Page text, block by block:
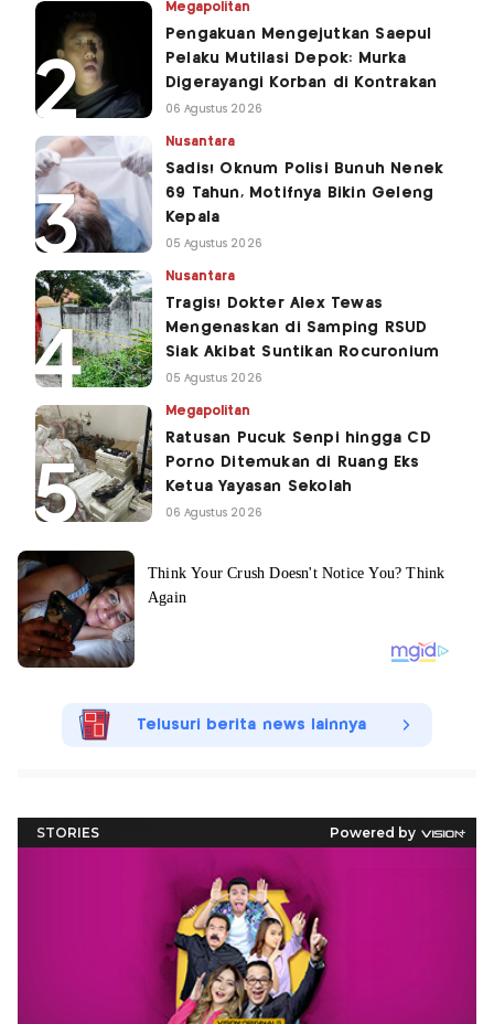
Megapolitan
Pengakuan Mengejutkan Saepul
Pelaku Mutilasi Depok: Murka
Digerayangi Korban di Kontrakan
06 Agustus 2026
Nusantara
Sadis! Oknum Polisi Bunuh Nenek
69 Tahun, Motifnya Bikin Geleng
Kepala
05 Agustus 2026
Nusantara
Tragis! Dokter Alex Tewas
Mengenaskan di Samping RSUD
Siak Akibat Suntikan Rocuronium
05 Agustus 2026
Megapolitan
Ratusan Pucuk Senpi hingga CD
Porno Ditemukan di Ruang Eks
Ketua Yayasan Sekolah
06 Agustus 2026
Telusuri berita news lainnya